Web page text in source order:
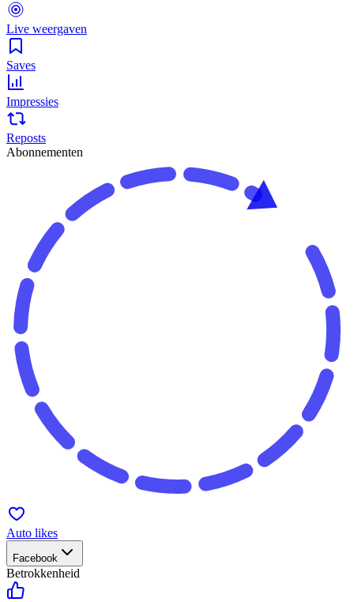
Live weergaven
Saves
Impressies
Reposts
Abonnementen
Auto likes
Facebook
Betrokkenheid